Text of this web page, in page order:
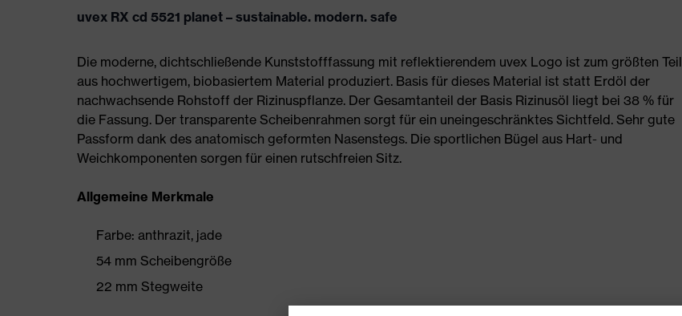
uvex RX cd 5521 planet – sustainable. modern. safe
Die moderne, dichtschließende Kunststofffassung mit reflektierendem uvex Logo ist zum größten Teil
aus hochwertigem, biobasiertem Material produziert. Basis für dieses Material ist statt Erdöl der
nachwachsende Rohstoff der Rizinuspflanze. Der Gesamtanteil der Basis Rizinusöl liegt bei 38 % für
die Fassung. Der transparente Scheibenrahmen sorgt für ein uneingeschränktes Sichtfeld. Sehr gute
Passform dank des anatomisch geformten Nasenstegs. Die sportlichen Bügel aus Hart- und
Weichkomponenten sorgen für einen rutschfreien Sitz.
Allgemeine Merkmale
Farbe: anthrazit, jade
54 mm Scheibengröße
22 mm Stegweite